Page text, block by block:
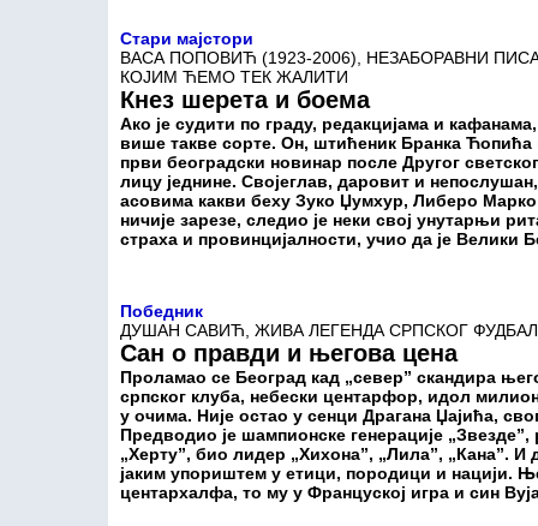
Стари мајстори
ВАСА ПОПОВИЋ (1923-2006), НЕЗАБОРАВНИ
КОЈИМ ЋЕМО ТЕК ЖАЛИТИ
Кнез шерета и боема
Ако је судити по граду, редакцијама и
више такве сорте. Он, штићеник Бранка
први београдски новинар после Другог
лицу једнине. Својеглав, даровит и
асовима какви беху Зуко Џумхур, Либеро
ничије зарезе, следио је неки свој унутарњи
страха и провинцијалности, учио да је Велики
Победник
ДУШАН САВИЋ, ЖИВА ЛЕГЕНДА СРПСКОГ
Сан о правди и његова цена
Проламао се Београд кад „север” скандира
српског клуба, небески центарфор, идол
у очима. Није остао у сенци Драгана Џајића,
Предводио је шампионске генерације
„Херту”, био лидер „Хихона”, „Лила”, „Кана”.
јаким упориштем у етици, породици и нацији.
центархалфа, то му у Француској игра и син